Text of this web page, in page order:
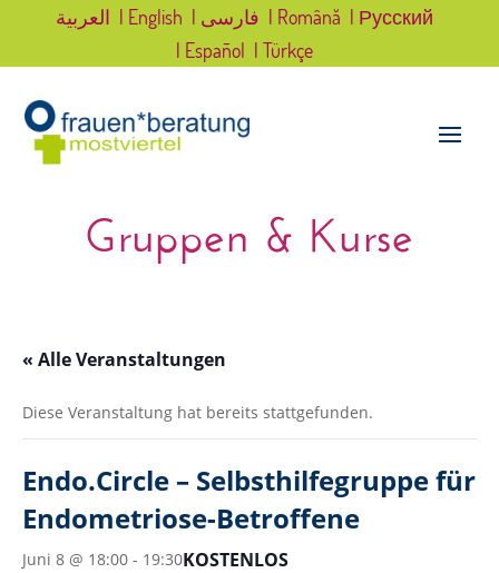
العربية | English | فارسی | Română | Русский
| Español | Türkçe
Gruppen & Kurse
« Alle Veranstaltungen
Diese Veranstaltung hat bereits stattgefunden.
Endo.Circle – Selbsthilfegruppe für
Endometriose-Betroffene
Juni 8 @ 18:00 - 19:30KOSTENLOS